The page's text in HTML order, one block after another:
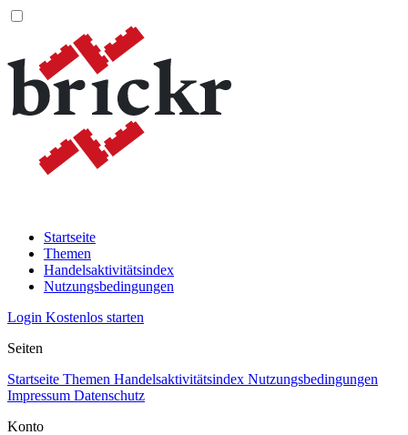
Startseite
Themen
Handelsaktivitätsindex
Nutzungsbedingungen
Login Kostenlos starten
Seiten
Startseite Themen Handelsaktivitätsindex Nutzungsbedingungen
Impressum Datenschutz
Konto